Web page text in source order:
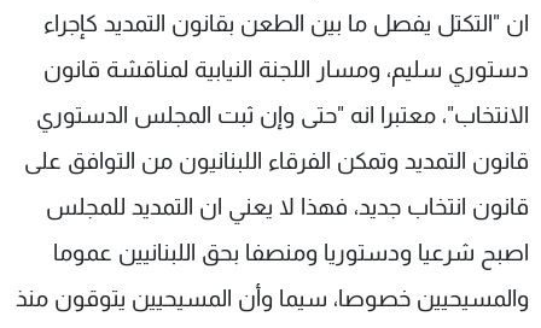
ان "التكتل يفصل ما بين الطعن بقانون التمديد كإجراء
دستوري سليم، ومسار اللجنة النيابية لمناقشة قانون
الانتخاب"، معتبرا انه "حتى وإن ثبت المجلس الدستوري
قانون التمديد وتمكن الفرقاء اللبنانيون من التوافق على
قانون انتخاب جديد، فهذا لا يعني ان التمديد للمجلس
اصبح شرعيا ودستوريا ومنصفا بحق اللبنانيين عموما
والمسيحيين خصوصا، سيما وأن المسيحيين يتوقون منذ
سياسة الخصوصية